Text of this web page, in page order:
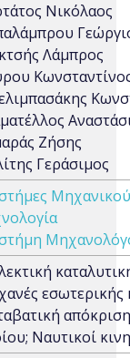
Νικόλαος
Λάμπρος
Ζήσης
Γεράσιμος
εσωτερικής
Ναυτικοί